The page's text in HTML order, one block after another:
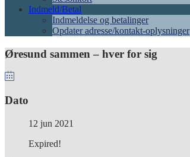
Indmeld/Betal
Indmeldelse og betalinger
Opdater adresse/kontakt-oplysninger
Øresund sammen – hver for sig
Dato
12 jun 2021
Expired!